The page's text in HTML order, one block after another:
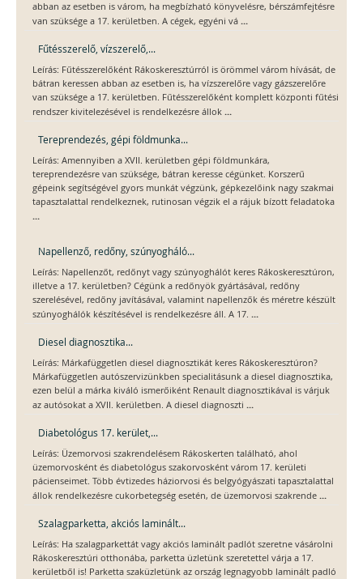
abban az esetben is várom, ha megbízható könyvelésre, bérszámfejtésre
van szüksége a 17. kerületben. A cégek, egyéni vá ...
Fűtésszerelő, vízszerelő,...
Leírás: Fűtésszerelőként Rákoskeresztúrról is örömmel várom hívását, de
bátran keressen abban az esetben is, ha vízszerelőre vagy gázszerelőre
van szüksége a 17. kerületben. Fűtésszerelőként komplett központi fűtési
rendszer kivitelezésével is rendelkezésre állok ...
Tereprendezés, gépi földmunka...
Leírás: Amennyiben a XVII. kerületben gépi földmunkára,
tereprendezésre van szüksége, bátran keresse cégünket. Korszerű
gépeink segítségével gyors munkát végzünk, gépkezelőink nagy szakmai
tapasztalattal rendelkeznek, rutinosan végzik el a rájuk bízott feladatoka
...
Napellenző, redőny, szúnyogháló...
Leírás: Napellenzőt, redőnyt vagy szúnyoghálót keres Rákoskeresztúron,
illetve a 17. kerületben? Cégünk a redőnyök gyártásával, redőny
szerelésével, redőny javításával, valamint napellenzők és méretre készült
szúnyoghálók készítésével is rendelkezésre áll. A 17. ...
Diesel diagnosztika...
Leírás: Márkafüggetlen diesel diagnosztikát keres Rákoskeresztúron?
Márkafüggetlen autószervizünkben specialitásunk a diesel diagnosztika,
ezen belül a márka kiváló ismerőiként Renault diagnosztikával is várjuk
az autósokat a XVII. kerületben. A diesel diagnoszti ...
Diabetológus 17. kerület,...
Leírás: Üzemorvosi szakrendelésem Rákoskerten található, ahol
üzemorvosként és diabetológus szakorvosként várom 17. kerületi
pácienseimet. Több évtizedes háziorvosi és belgyógyászati tapasztalattal
állok rendelkezésre cukorbetegség esetén, de üzemorvosi szakrende ...
Szalagparketta, akciós laminált...
Leírás: Ha szalagparkettát vagy akciós laminált padlót szeretne vásárolni
Rákoskeresztúri otthonába, parketta üzletünk szeretettel várja a 17.
kerületből is! Parketta szaküzletünk az ország legnagyobb laminált padló